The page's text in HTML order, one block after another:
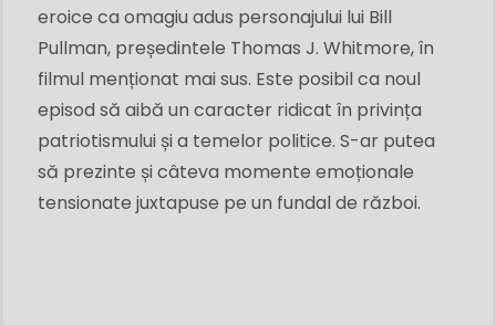
eroice ca omagiu adus personajului lui Bill
Pullman, președintele Thomas J. Whitmore, în
filmul menționat mai sus. Este posibil ca noul
episod să aibă un caracter ridicat în privința
patriotismului și a temelor politice. S-ar putea
să prezinte și câteva momente emoționale
tensionate juxtapuse pe un fundal de război.